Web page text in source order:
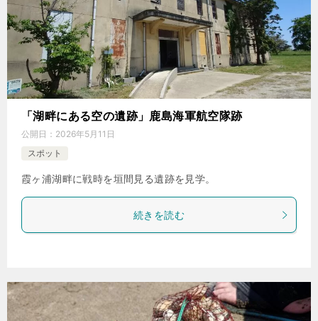
「湖畔にある空の遺跡」鹿島海軍航空隊跡
公開日： 2026年5月11日
スポット
霞ヶ浦湖畔に戦時を垣間見る遺跡を見学。
続きを読む